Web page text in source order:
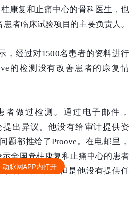
康复和止痛中心的骨科医生，也
患者临床试验项目的主要负责人。
，经过对1500名患者的资料进行
的检测没有改善患者的康复情
者做过检测。通过电子邮件，
提出异议。他没有给审计提供资
题都推给了Proove。在电邮里，
全国脊柱康复和止痛中心的患者
改善”的状况，但是他没有提供任
动脉网APP内打开